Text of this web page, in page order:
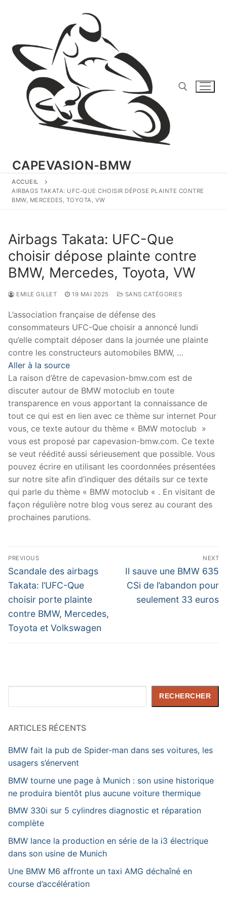
CAPEVASION-BMW
ACCUEIL
AIRBAGS TAKATA: UFC-QUE CHOISIR DÉPOSE PLAINTE CONTRE
BMW, MERCEDES, TOYOTA, VW
Airbags Takata: UFC-Que
choisir dépose plainte contre
BMW, Mercedes, Toyota, VW
EMILE GILLET 19 MAI 2025 SANS CATÉGORIES
L’association française de défense des
consommateurs UFC-Que choisir a annoncé lundi
qu’elle comptait déposer dans la journée une plainte
contre les constructeurs automobiles BMW, …
Aller à la source
La raison d’être de capevasion-bmw.com est de
discuter autour de BMW motoclub en toute
transparence en vous apportant la connaissance de
tout ce qui est en lien avec ce thème sur internet Pour
vous, ce texte autour du thème « BMW motoclub »
vous est proposé par capevasion-bmw.com. Ce texte
se veut réédité aussi sérieusement que possible. Vous
pouvez écrire en utilisant les coordonnées présentées
sur notre site afin d’indiquer des détails sur ce texte
qui parle du thème « BMW motoclub « . En visitant de
façon régulière notre blog vous serez au courant des
prochaines parutions.
Navigation
de
l’article
PREVIOUS
Previous
post:
Scandale des airbags
Takata: l’UFC-Que
choisir porte plainte
contre BMW, Mercedes,
Toyota et Volkswagen
NEXT
Next
post:
Il sauve une BMW 635
CSi de l’abandon pour
seulement 33 euros
RECHERCHER
ARTICLES RÉCENTS
BMW fait la pub de Spider-man dans ses voitures, les
usagers s’énervent
BMW tourne une page à Munich : son usine historique
ne produira bientôt plus aucune voiture thermique
BMW 330i sur 5 cylindres diagnostic et réparation
complète
BMW lance la production en série de la i3 électrique
dans son usine de Munich
Une BMW M6 affronte un taxi AMG déchaîné en
course d’accélération